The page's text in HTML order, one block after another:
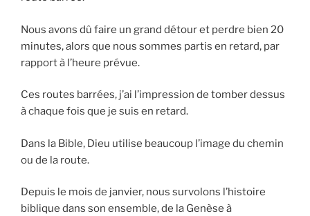
Nous avons dû faire un grand détour et perdre bien 20
minutes, alors que nous sommes partis en retard, par
rapport à l’heure prévue.
Ces routes barrées, j’ai l’impression de tomber dessus
à chaque fois que je suis en retard.
Dans la Bible, Dieu utilise beaucoup l’image du chemin
ou de la route.
Depuis le mois de janvier, nous survolons l’histoire
biblique dans son ensemble, de la Genèse à